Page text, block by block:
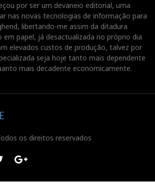
por ser um devaneio editorial, uma
nas novas tecnologias de informação para
libertando-me assim da ditadura
em papel, já desactualizada no próprio dia
elevados custos de produção, talvez por
seja hoje tanto mais dependente
mais decadente economicamente.
os direitos reservados
GooglePlus